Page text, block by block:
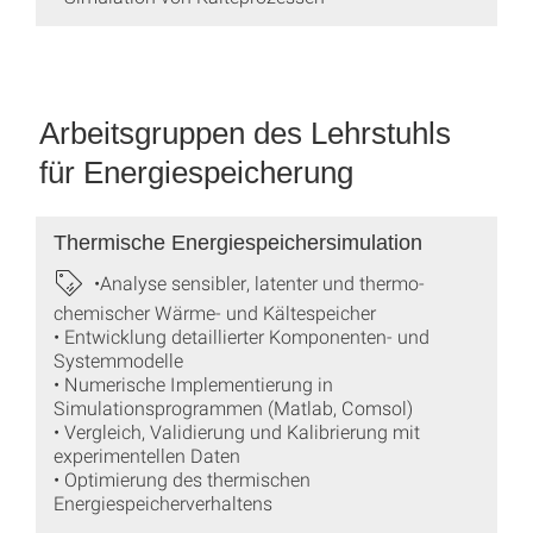
Arbeitsgruppen des Lehrstuhls
für Energiespeicherung
Thermische Energiespeichersimulation
•Analyse sensibler, latenter und thermo-
chemischer Wärme- und Kältespeicher
• Entwicklung detaillierter Komponenten- und
Systemmodelle
• Numerische Implementierung in
Simulationsprogrammen (Matlab, Comsol)
• Vergleich, Validierung und Kalibrierung mit
experimentellen Daten
• Optimierung des thermischen
Energiespeicherverhaltens